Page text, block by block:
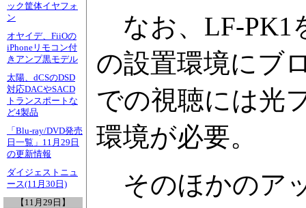
ック筐体イヤフォ
ン
オヤイデ、FiiOの
iPhoneリモコン付
きアンプ黒モデル
太陽、dCSのDSD
対応DACやSACD
トランスポートな
ど4製品
「Blu-ray/DVD発売
日一覧」11月29日
の更新情報
ダイジェストニュ
ース(11月30日)
【11月29日】
なお、LF-PK1
の設置環境にブ
での視聴には光
環境が必要。
そのほかのア